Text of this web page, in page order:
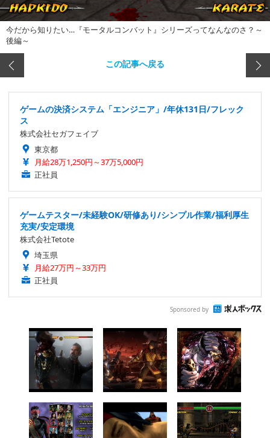
今だから知りたい…『モータルコンバット』シリーズってなんなのさ？～
後編～
この記事へ戻る
ゲームの決済システム「エンジニア」/年休131日/フレック
ス
株式会社セガフェイブ
東京都
月給28万1,250円～37万5,000円
正社員
ゲームテスター/未経験OK/研修あり/シンプル作業/福利厚生
充実/安定環境
株式会社Tetote
埼玉県
月給27万円～33万円
正社員
Sponsored by